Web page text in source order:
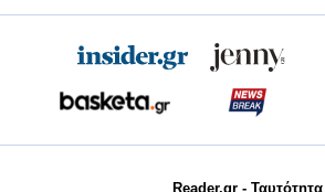
Reader.gr - Ταυτότητα